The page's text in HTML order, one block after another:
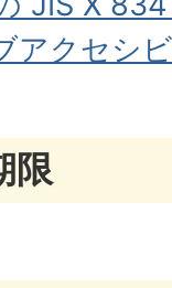
アクセシ
限